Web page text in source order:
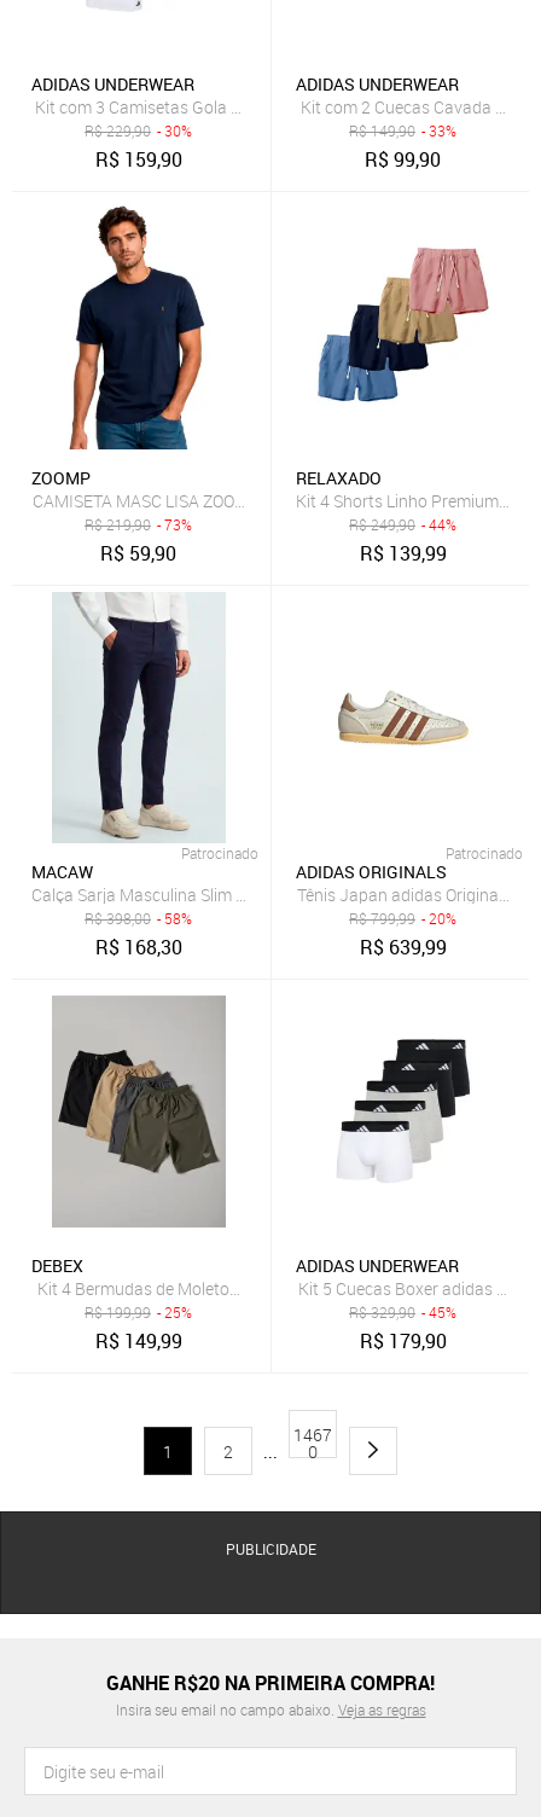
ADIDAS UNDERWEAR
Kit com 3 Camisetas Gola Careca adidas Underwear Branco
R$229,90 - 30%
R$ 159,90
ADIDAS UNDERWEAR
Kit com 2 Cuecas Cavada
R$149,90 - 33%
R$99,90
ZOOMP
CAMISETA MASC LISA ZOOMP
R$219,90 - 73%
R$ 59,90
RELAXADO
Kit 4 Shorts Linho Premium
R$249,90 - 44%
R$ 139,99
Patrocinado
MACAW
R$398,00 - 58%
R$ 168,30
Patrocinado
ADIDAS ORIGINALS
Tênis Japan adidas Originals
R$799,99 - 20%
R$ 639,99
DEBEX
Kit 4 Bermudas de Moletom Básica com Amarração Shorts Para
R$199,99 - 25%
R$ 149,99
ADIDAS UNDERWEAR
Kit 5 Cuecas Boxer adidas
R$329,90 - 45%
R$ 179,90
1 2 ...
1467
0
PUBLICIDADE
GANHE R$20 NA PRIMEIRA COMPRA!
Insira seu email no campo abaixo. Veja as regras